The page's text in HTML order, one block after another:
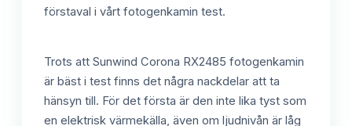
förstaval i vårt fotogenkamin test.
Trots att Sunwind Corona RX2485 fotogenkamin
är bäst i test finns det några nackdelar att ta
hänsyn till. För det första är den inte lika tyst som
en elektrisk värmekälla, även om ljudnivån är låg